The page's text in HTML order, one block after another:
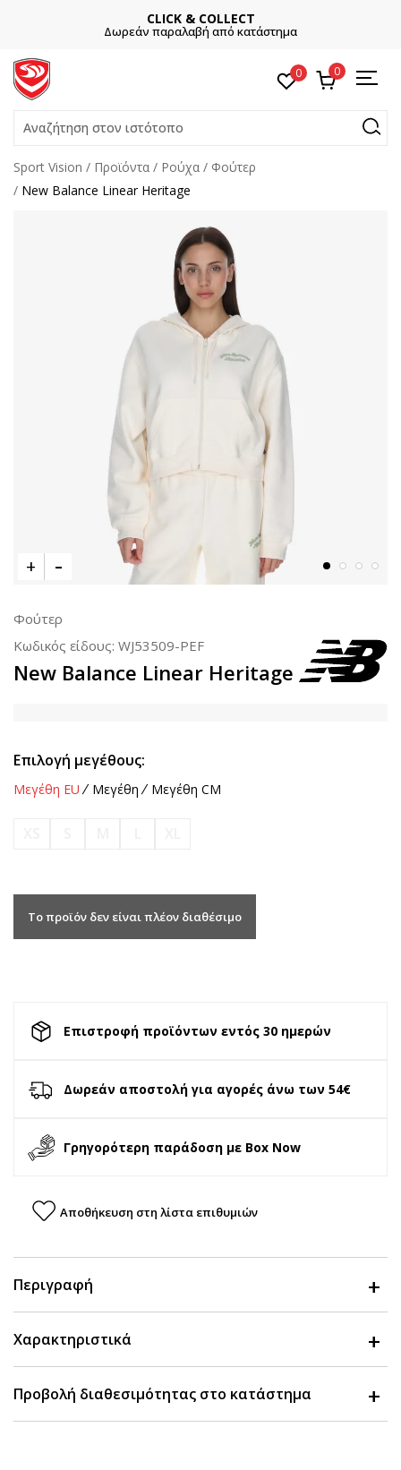
CLICK & COLLECT
Δωρεάν παραλαβή από κατάστημα
0 0
Αναζήτηση στον ιστότοπο
Sport Vision Προϊόντα Ρούχα
Φούτερ
New Balance Linear Heritage
Φούτερ
Κωδικός είδους: WJ53509-PEF
New Balance Linear Heritage
Επιλογή μεγέθους:
Μεγέθη EU Μεγέθη Μεγέθη CM
Το προϊόν δεν είναι πλέον διαθέσιμο
Επιστροφή προϊόντων εντός 30 ημερών
Δωρεάν αποστολή για αγορές άνω των 54€
Γρηγορότερη παράδοση με Box Now
Αποθήκευση στη λίστα επιθυμιών
Περιγραφή
Χαρακτηριστικά
Προβολή διαθεσιμότητας στο κατάστημα